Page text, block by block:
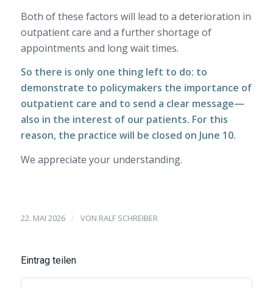
Both of these factors will lead to a deterioration in
outpatient care and a further shortage of
appointments and long wait times.
So there is only one thing left to do: to
demonstrate to policymakers the importance of
outpatient care and to send a clear message—
also in the interest of our patients. For this
reason, the practice will be closed on June 10.
We appreciate your understanding.
22. MAI 2026 / VON RALF SCHREIBER
Eintrag teilen